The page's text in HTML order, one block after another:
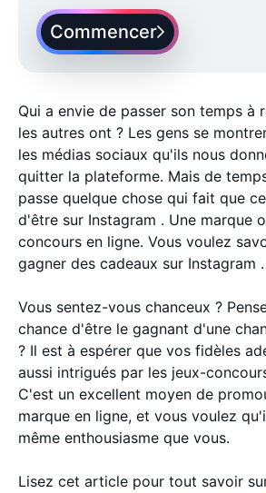
Commencer
Qui a envie de passer son temps à
les autres ont ? Les gens se
les médias sociaux qu'ils nous
quitter la plateforme. Mais de
passe quelque chose qui fait que
d'être sur Instagram . Une marque
concours en ligne. Vous voulez
gagner des cadeaux sur Instagram .
Vous sentez-vous chanceux ?
chance d'être le gagnant d'une
? Il est à espérer que vos fidèles
aussi intrigués par les jeux-
C'est un excellent moyen de
marque en ligne, et vous voulez
même enthousiasme que vous.
Lisez cet article pour tout savoir